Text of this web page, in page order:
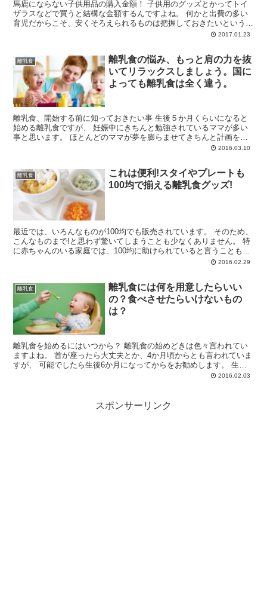
馬鹿にならない子供用品の購入金額！ 子供用のグッズとかってトイ
ザラスなどで買うと結構な金額するんですよね。 何かと出費の多い
育児だからこそ、安くそろえられるものは把握しておきたいというの
2017.01.23
離乳食
離乳食の悩み、もっと肩の力を抜
いてリラックスしましょう。国に
よっても離乳食は全く違う。
離乳食、開始する前に知っておきたい事 生後５か月くらいになると
始める離乳食ですが、 妊娠中にきちんと勉強されているママが多い
事と思います。 ほとんどのママが夢を膨らませてきちんと計画を立
2016.03.10
離乳食
これは便利!スタイやプレートも
100均で揃える離乳食グッズ!
最近では、いろんなものが100均でも販売されています。 そのため、
こんなものまで!と思わず驚いてしまうことも少なくありません。 特
に赤ちゃんのいる家庭では、100均に助けられていると言うことも多
2016.02.29
離乳食
離乳食には何を用意したらいい
の？食べさせたらいけないもの
は？
離乳食を始めるにはいつから？ 離乳食の始めどきは色々言われてい
ますよね。 首が座ったら大丈夫とか、4か月頃からとも言われていま
すが、 可能でしたら生後6か月になってからをお勧めします。 生ま
2016.02.03
スポンサーリンク